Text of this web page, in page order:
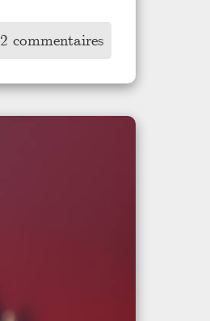
2 commentaires